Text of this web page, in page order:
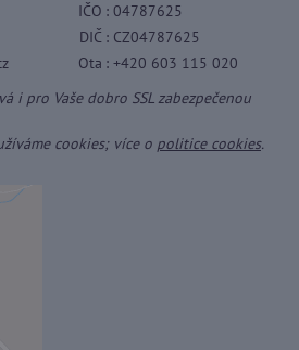
IČO : 04787625
DIČ : CZ04787625
Ota : +420 603 115 020
i pro Vaše dobro SSL zabezpečenou
cookies; více o politice cookies.